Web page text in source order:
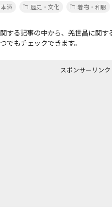
本酒 歴史・文化 着物・和服
する記事の中から、羌世昌に関
でもチェックできます。
スポンサーリンク